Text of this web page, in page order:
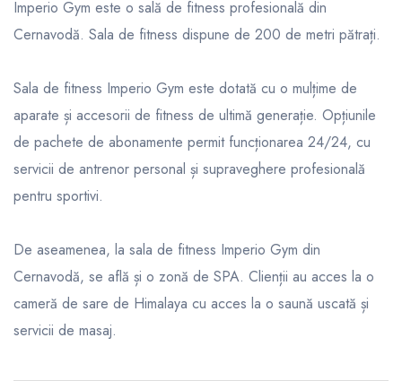
Imperio Gym este o sală de fitness profesională din
Cernavodă. Sala de fitness dispune de 200 de metri pătrați.
Sala de fitness Imperio Gym este dotată cu o mulțime de
aparate și accesorii de fitness de ultimă generație. Opțiunile
de pachete de abonamente permit funcționarea 24/24, cu
servicii de antrenor personal și supraveghere profesională
pentru sportivi.
De aseamenea, la sala de fitness Imperio Gym din
Cernavodă, se află și o zonă de SPA. Clienții au acces la o
cameră de sare de Himalaya cu acces la o saună uscată și
servicii de masaj.